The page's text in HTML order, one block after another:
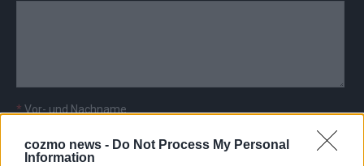
cozmo news - Do Not Process My Personal
Information
* Vor- und Nachname
E-Mail